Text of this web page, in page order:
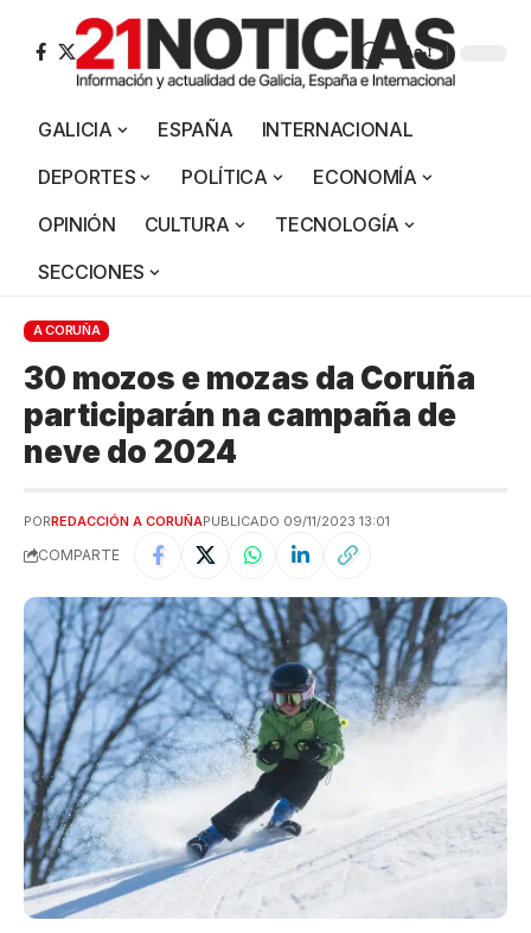
Aa
GALICIA ESPAÑA
INTERNACIONAL
DEPORTES
POLÍTICA
ECONOMÍA
OPINIÓN
CULTURA
TECNOLOGÍA
SECCIONES
A CORUÑA
30 mozos e mozas da Coruña
participarán na campaña de
neve do 2024
PORREDACCIÓN A CORUÑAPUBLICADO 09/11/2023 13:01
COMPARTE